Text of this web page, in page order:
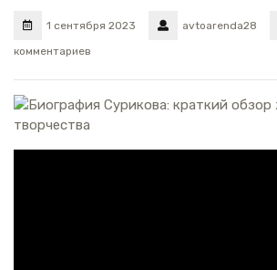
1 сентября 2023 avtoarenda28
комментариев